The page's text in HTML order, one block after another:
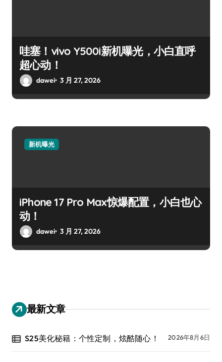
哇塞！vivo Y500i新机曝光，小白直呼
超心动！
dawei 3 月 27, 2026
新机曝光
iPhone 17 Pro Max惊爆配置，小白也心
动！
dawei 3 月 27, 2026
最新文章
S25美化秘籍：个性定制，炫酷随心！ 2026年8月6日